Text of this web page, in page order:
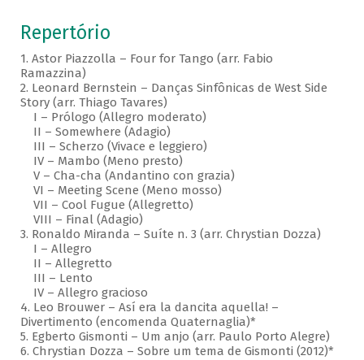
Repertório
1. Astor Piazzolla – Four for Tango (arr. Fabio
Ramazzina)
2. Leonard Bernstein – Danças Sinfônicas de West Side
Story (arr. Thiago Tavares)
I – Prólogo (Allegro moderato)
II – Somewhere (Adagio)
III – Scherzo (Vivace e leggiero)
IV – Mambo (Meno presto)
V – Cha-cha (Andantino con grazia)
VI – Meeting Scene (Meno mosso)
VII – Cool Fugue (Allegretto)
VIII – Final (Adagio)
3. Ronaldo Miranda – Suíte n. 3 (arr. Chrystian Dozza)
I – Allegro
II – Allegretto
III – Lento
IV – Allegro gracioso
4. Leo Brouwer – Así era la dancita aquella! –
Divertimento (encomenda Quaternaglia)*
5. Egberto Gismonti – Um anjo (arr. Paulo Porto Alegre)
6. Chrystian Dozza – Sobre um tema de Gismonti (2012)*